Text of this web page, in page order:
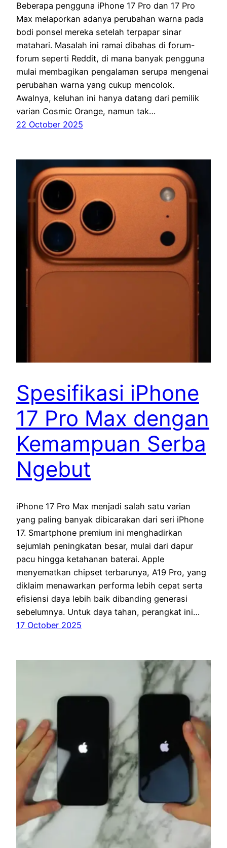
Beberapa pengguna iPhone 17 Pro dan 17 Pro
Max melaporkan adanya perubahan warna pada
bodi ponsel mereka setelah terpapar sinar
matahari. Masalah ini ramai dibahas di forum-
forum seperti Reddit, di mana banyak pengguna
mulai membagikan pengalaman serupa mengenai
perubahan warna yang cukup mencolok.
Awalnya, keluhan ini hanya datang dari pemilik
varian Cosmic Orange, namun tak…
22 October 2025
Spesifikasi iPhone
17 Pro Max dengan
Kemampuan Serba
Ngebut
iPhone 17 Pro Max menjadi salah satu varian
yang paling banyak dibicarakan dari seri iPhone
17. Smartphone premium ini menghadirkan
sejumlah peningkatan besar, mulai dari dapur
pacu hingga ketahanan baterai. Apple
menyematkan chipset terbarunya, A19 Pro, yang
diklaim menawarkan performa lebih cepat serta
efisiensi daya lebih baik dibanding generasi
sebelumnya. Untuk daya tahan, perangkat ini…
17 October 2025